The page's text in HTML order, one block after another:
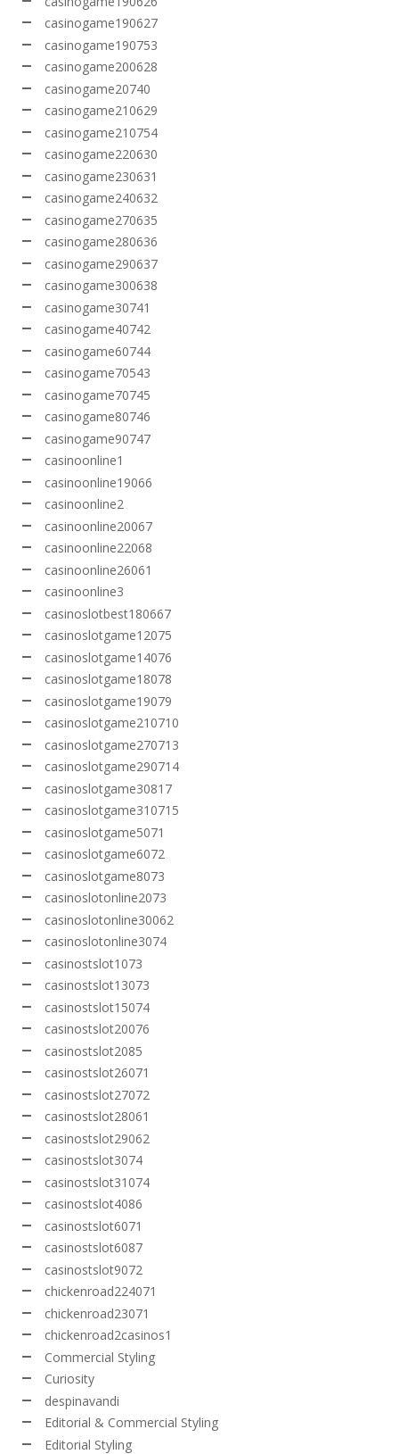
casinogame190627
casinogame190753
casinogame200628
casinogame20740
casinogame210629
casinogame210754
casinogame220630
casinogame230631
casinogame240632
casinogame270635
casinogame280636
casinogame290637
casinogame300638
casinogame30741
casinogame40742
casinogame60744
casinogame70543
casinogame70745
casinogame80746
casinogame90747
casinoonline1
casinoonline19066
casinoonline2
casinoonline20067
casinoonline22068
casinoonline26061
casinoonline3
casinoslotbest180667
casinoslotgame12075
casinoslotgame14076
casinoslotgame18078
casinoslotgame19079
casinoslotgame210710
casinoslotgame270713
casinoslotgame290714
casinoslotgame30817
casinoslotgame310715
casinoslotgame5071
casinoslotgame6072
casinoslotgame8073
casinoslotonline2073
casinoslotonline30062
casinoslotonline3074
casinostslot1073
casinostslot13073
casinostslot15074
casinostslot20076
casinostslot2085
casinostslot26071
casinostslot27072
casinostslot28061
casinostslot29062
casinostslot3074
casinostslot31074
casinostslot4086
casinostslot6071
casinostslot6087
casinostslot9072
chickenroad224071
chickenroad23071
chickenroad2casinos1
Commercial Styling
Curiosity
despinavandi
Editorial & Commercial Styling
Editorial Styling